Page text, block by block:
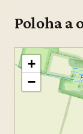
Poloha a
+
−